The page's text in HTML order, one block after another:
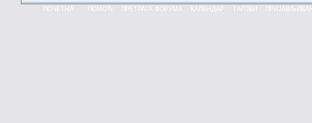
КАЛЕНДАР